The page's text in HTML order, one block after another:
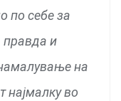
по себе за
правда и
на
најмалку во